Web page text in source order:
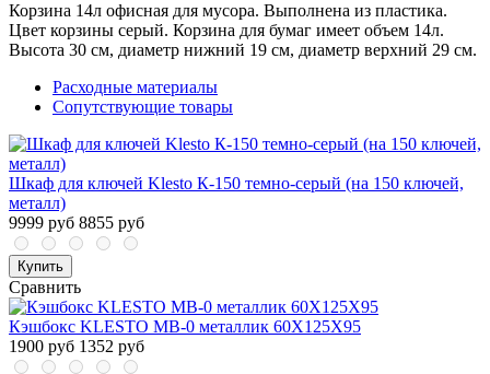
Корзина 14л офисная для мусора. Выполнена из пластика.
Цвет корзины серый. Корзина для бумаг имеет объем 14л.
Высота 30 см, диаметр нижний 19 см, диаметр верхний 29 см.
Расходные материалы
Сопутствующие товары
Шкаф для ключей Klesto К-150 темно-серый (на 150 ключей,
металл)
9999 руб 8855 руб
Купить
Сравнить
Кэшбокс KLESTO MB-0 металлик 60X125X95
1900 руб 1352 руб